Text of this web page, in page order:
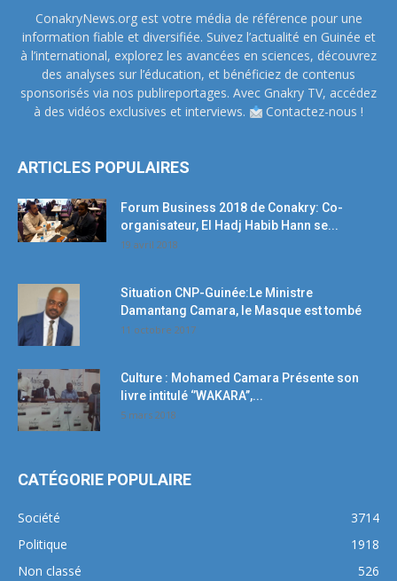
ConakryNews.org est votre média de référence pour une
information fiable et diversifiée. Suivez l’actualité en Guinée et
à l’international, explorez les avancées en sciences, découvrez
des analyses sur l’éducation, et bénéficiez de contenus
sponsorisés via nos publireportages. Avec Gnakry TV, accédez
à des vidéos exclusives et interviews.
Contactez-nous !
ARTICLES POPULAIRES
Forum Business 2018 de Conakry: Co-
organisateur, El Hadj Habib Hann se...
19 avril 2018
Situation CNP-Guinée:Le Ministre
Damantang Camara, le Masque est tombé
11 octobre 2017
Culture : Mohamed Camara Présente son
livre intitulé ‘’WAKARA’’,...
5 mars 2018
CATÉGORIE POPULAIRE
Société
3714
Politique
1918
Non classé
526